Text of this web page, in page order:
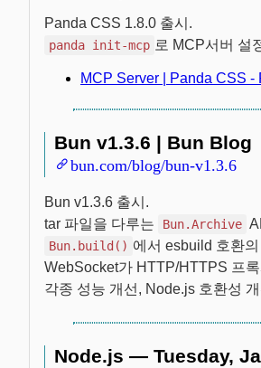
Panda CSS 1.8.0 출시.
panda init-mcp 로 MCP서버 설
MCP Server | Panda CSS -
Bun v1.3.6 | Bun Blog
bun.com/blog/bun-v1.3.6
Bun v1.3.6 출시.
tar 파일을 다루는
Bun.Archive
Bun.build() 에서 esbuild 호환
WebSocket가 HTTP/HTTPS 프
각종 성능 개선, Node.js 호환성
Node.js — Tuesday,